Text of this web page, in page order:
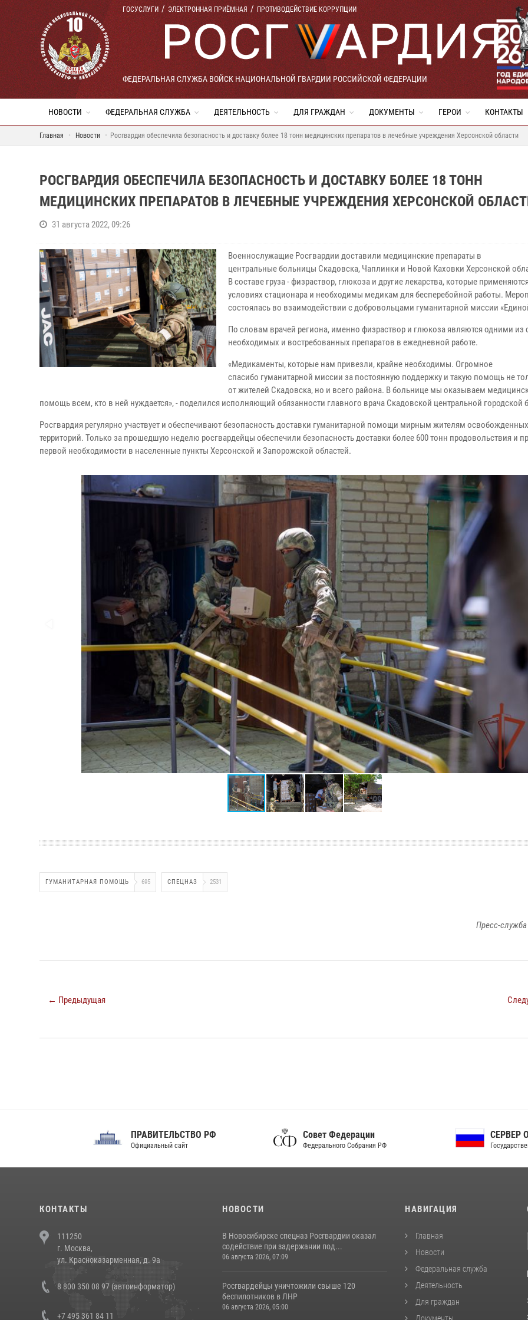
ГОСУСЛУГИ ЭЛЕКТРОННАЯ ПРИЁМНАЯ ПРОТИВОДЕЙСТВИЕ КОРРУПЦИИ
ФЕДЕРАЛЬНАЯ СЛУЖБА ВОЙСК НАЦИОНАЛЬНОЙ ГВАРДИИ РОССИЙСКОЙ ФЕДЕРАЦИИ
НОВОСТИ ФЕДЕРАЛЬНАЯ СЛУЖБА ДЕЯТЕЛЬНОСТЬ ДЛЯ ГРАЖДАН ДОКУМЕНТЫ ГЕРОИ КОНТАКТЫ
Главная Новости Росгвардия обеспечила безопасность и доставку более 18 тонн медицинских препаратов в лечебные учреждения Херсонской области
РОСГВАРДИЯ ОБЕСПЕЧИЛА БЕЗОПАСНОСТЬ И ДОСТАВКУ БОЛЕЕ 18 ТОНН
МЕДИЦИНСКИХ ПРЕПАРАТОВ В ЛЕЧЕБНЫЕ УЧРЕЖДЕНИЯ ХЕРСОНСКОЙ
31 августа 2022, 09:26
Военнослужащие Росгвардии доставили медицинские препараты в
центральныебольницы Скадовска, Чаплинки и Новой Каховки Херсонской
Всоставе груза - физраствор, глюкоза и другие лекарства, которые
условиях стационара и необходимы медикам для бесперебойной работы.
состоялась во взаимодействии с добровольцами гуманитарной миссии
По словам врачей региона, именно физраствор и глюкоза являются одними из
необходимых и востребованных препаратов в ежедневной работе.
«Медикаменты, которые нам привезли, крайне необходимы. Огромное
спасибо гуманитарной миссии за постоянную поддержку и такую помощь не
отжителей Скадовска, но и всего района. В больнице мы оказываем
помощь всем, кто в ней нуждается», - поделился исполняющий обязанности главного врача Скадовской центральной городской
Росгвардия регулярно участвует и обеспечивают безопасность доставки гуманитарной помощи мирным жителям освобожденных
территорий. Только за прошедшую неделю росгвардейцы обеспечили безопасность доставки более 600тонн продовольствия и
первой необходимости в населенные пункты Херсонской и Запорожской областей.
ГУМАНИТАРНАЯ ПОМОЩЬ 695 СПЕЦНАЗ 2531
Пресс-служба
← Предыдущая
ПРАВИТЕЛЬСТВО РФ
Официальный сайт
Совет Федерации
Федерального Собрания РФ
СЕРВЕР ОРГАНОВ
Государственной власти РФ
КОНТАКТЫ
111250
г. Москва,
ул. Красноказарменная, д. 9а
8 800 350 08 97 (автоинформатор)
+7 495 361 84 11
НОВОСТИ
В Новосибирске спецназ Росгвардии оказал
содействие при задержании под...
06 августа 2026, 07:09
Росгвардейцы уничтожили свыше 120
беспилотников в ЛНР
06 августа 2026, 05:00
НАВИГАЦИЯ
Главная
Новости
Федеральная служба
Деятельность
Для граждан